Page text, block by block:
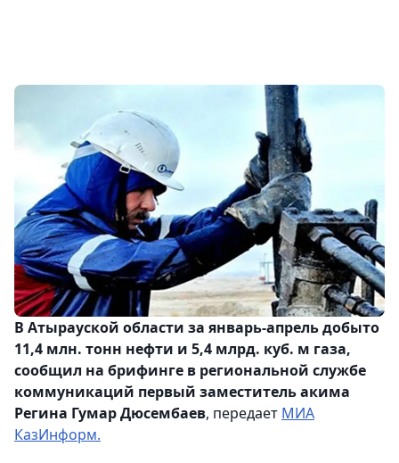
В Атырауской области за январь-апрель добыто
11,4 млн. тонн нефти и 5,4 млрд. куб. м газа,
сообщил на брифинге в региональной службе
коммуникаций первый заместитель акима
Регина Гумар Дюсембаев, передает МИА
КазИнформ.